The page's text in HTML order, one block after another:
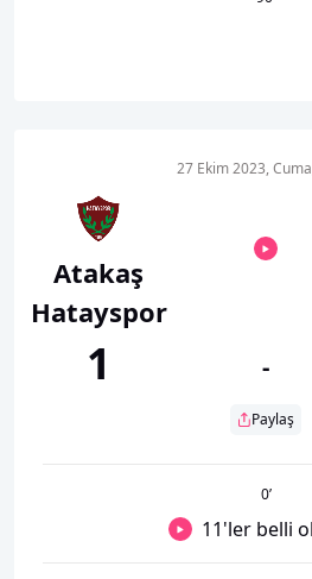
Atakaş
Hatayspor
1
27 Ekim 2023,
-
Paylaş
0’
11'ler belli